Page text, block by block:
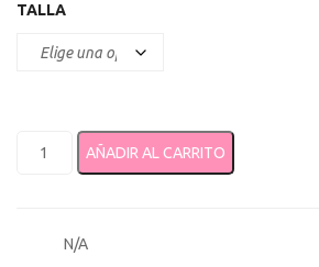
TALLA
Camisa cuello mao en lino niño 3119
AÑADIR AL CARRITO
N/A